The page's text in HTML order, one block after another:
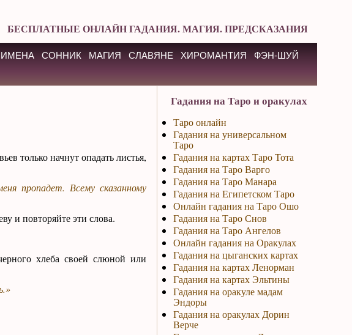
БЕСПЛАТНЫЕ ОНЛАЙН ГАДАНИЯ. МАГИЯ. ПРЕДСКАЗАНИЯ
ИМЕНА СОННИК МАГИЯ СЛАВЯНЕ ХИРОМАНТИЯ
ФЭН-ШУЙ
только начнут опадать листья,
пропадет. Всему сказанному
и повторяйте эти слова.
хлеба своей слюной или
Гадания на Таро и оракулах
Таро онлайн
Гадания на универсальном
Таро
Гадания на картах Таро Тота
Гадания на Таро Варго
Гадания на Таро Манара
Гадания на Египетском Таро
Онлайн гадания на Таро Ошо
Гадания на Таро Снов
Гадания на Таро Ангелов
Онлайн гадания на Оракулах
Гадания на цыганских картах
Гадания на картах Ленорман
Гадания на картах Эльтины
Гадания на оракуле мадам
Эндоры
Гадания на оракулах Дорин
Верче